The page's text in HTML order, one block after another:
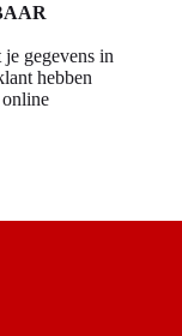
gegevens in
hebben